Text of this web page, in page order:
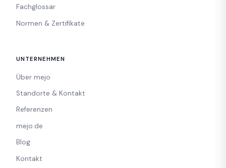
Fachglossar
Normen & Zertifikate
UNTERNEHMEN
Über mejo
Standorte & Kontakt
Referenzen
mejo.de
Blog
Kontakt